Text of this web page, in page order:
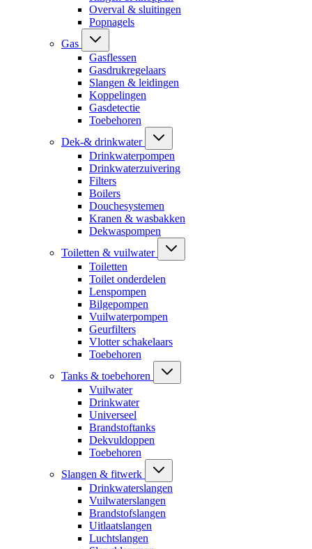
Overval & sluitingen
Popnagels
Gas
Gasflessen
Gasdrukregelaars
Slangen & leidingen
Koppelingen
Gasdetectie
Toebehoren
Dek-& drinkwater
Drinkwaterpompen
Drinkwaterzuivering
Filters
Boilers
Douchesystemen
Kranen & wasbakken
Dekwaspompen
Toiletten & vuilwater
Toiletten
Toilet onderdelen
Lenspompen
Bilgepompen
Vuilwaterpompen
Geurfilters
Vlotter schakelaars
Toebehoren
Tanks & toebehoren
Vuilwater
Drinkwater
Universeel
Brandstoftanks
Dekvuldoppen
Toebehoren
Slangen & fitwerk
Drinkwaterslangen
Vuilwaterslangen
Brandstofslangen
Uitlaatslangen
Luchtslangen